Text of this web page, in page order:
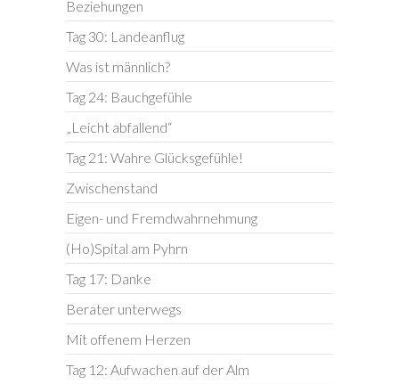
Beziehungen
Tag 30: Landeanflug
Was ist männlich?
Tag 24: Bauchgefühle
„Leicht abfallend“
Tag 21: Wahre Glücksgefühle!
Zwischenstand
Eigen- und Fremdwahrnehmung
(Ho)Spital am Pyhrn
Tag 17: Danke
Berater unterwegs
Mit offenem Herzen
Tag 12: Aufwachen auf der Alm